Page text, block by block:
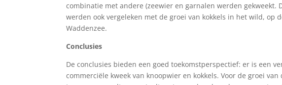
combinatie met andere (zeewier en garnalen werden gekweekt.
werden ook vergeleken met de groei van kokkels in het wild, op
Waddenzee.
Conclusies
De conclusies bieden een goed toekomstperspectief: er is een
commerciële kweek van knoopwier en kokkels. Voor de groei